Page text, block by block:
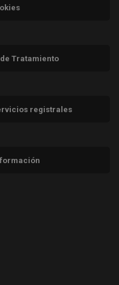
Tratamiento
registrales